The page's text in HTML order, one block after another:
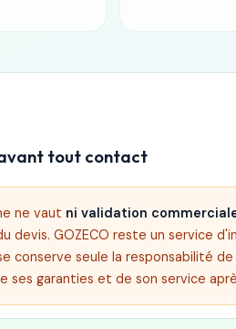
tout contact
ne vaut ni validation
devis. GOZECO reste un service
conserve seule la responsabilité
ses garanties et de son service